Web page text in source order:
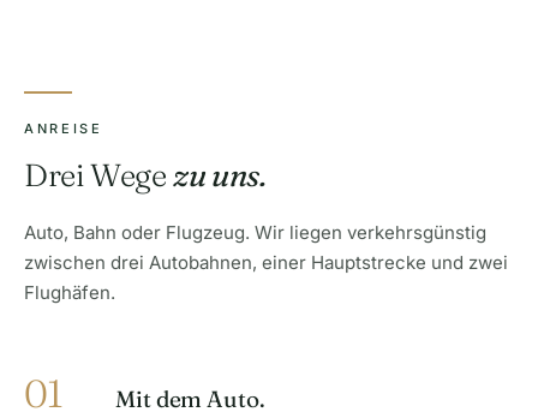
ANREISE
Drei Wegezu uns.
Auto, Bahn oder Flugzeug. Wir liegen verkehrsgünstig
zwischen drei Autobahnen, einer Hauptstrecke und zwei
Flughäfen.
01 Mit dem Auto.